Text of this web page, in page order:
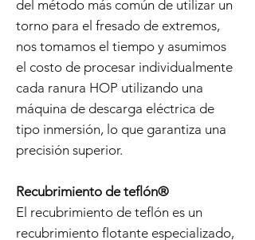
del método más común de utilizar un
torno para el fresado de extremos,
nos tomamos el tiempo y asumimos
el costo de procesar individualmente
cada ranura HOP utilizando una
máquina de descarga eléctrica de
tipo inmersión, lo que garantiza una
precisión superior.
Recubrimiento de teflón®
El recubrimiento de teflón es un
recubrimiento flotante especializado,